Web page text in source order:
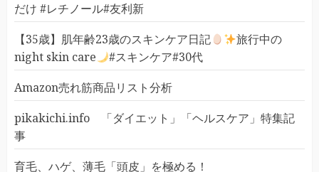
だけ #レチノール#友利新
【35歳】肌年齢23歳のスキンケア日記
旅行中の
night skin care
#スキンケア#30代
Amazon売れ筋商品リスト分析
pikakichi.info 「ダイエット」「ヘルスケア」特集記
事
育毛、ハゲ、薄毛「頭皮」を極める！